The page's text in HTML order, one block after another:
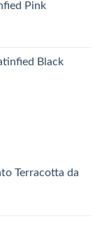
Pink
Black
Terracotta da